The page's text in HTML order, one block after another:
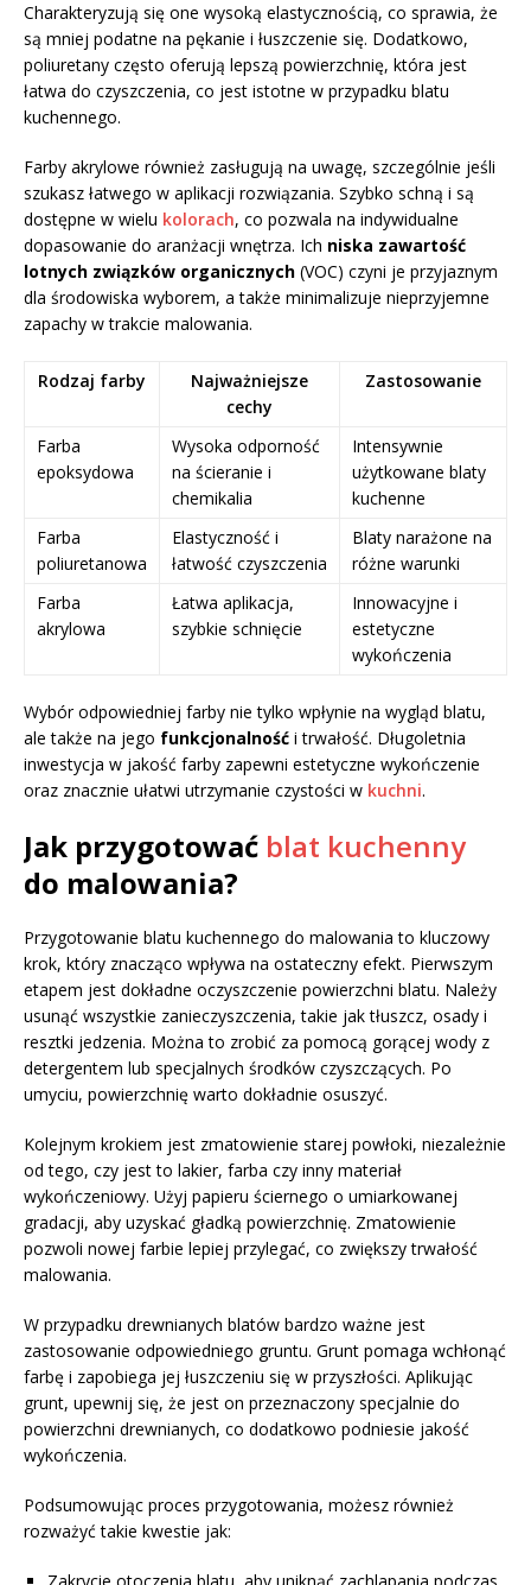
Charakteryzują się one wysoką elastycznością, co sprawia, że
są mniej podatne na pękanie i łuszczenie się. Dodatkowo,
poliuretany często oferują lepszą powierzchnię, która jest
łatwa do czyszczenia, co jest istotne w przypadku blatu
kuchennego.
Farby akrylowe również zasługują na uwagę, szczególnie jeśli
szukasz łatwego w aplikacji rozwiązania. Szybko schną i są
dostępne w wielu kolorach, co pozwala na indywidualne
dopasowanie do aranżacji wnętrza. Ich niska zawartość
lotnych związków organicznych (VOC) czyni je przyjaznym
dla środowiska wyborem, a także minimalizuje nieprzyjemne
zapachy w trakcie malowania.
Rodzaj farby
Najważniejsze
cechy
Zastosowanie
Farba
epoksydowa
Wysoka odporność
na ścieranie i
chemikalia
Intensywnie
użytkowane blaty
kuchenne
Farba
poliuretanowa
Elastyczność i
łatwość czyszczenia
Blaty narażone na
różne warunki
Farba
akrylowa
Łatwa aplikacja,
szybkie schnięcie
Innowacyjne i
estetyczne
wykończenia
Wybór odpowiedniej farby nie tylko wpłynie na wygląd blatu,
ale także na jego funkcjonalność i trwałość. Długoletnia
inwestycja w jakość farby zapewni estetyczne wykończenie
oraz znacznie ułatwi utrzymanie czystości w kuchni.
Jak przygotować blat kuchenny
do malowania?
Przygotowanie blatu kuchennego do malowania to kluczowy
krok, który znacząco wpływa na ostateczny efekt. Pierwszym
etapem jest dokładne oczyszczenie powierzchni blatu. Należy
usunąć wszystkie zanieczyszczenia, takie jak tłuszcz, osady i
resztki jedzenia. Można to zrobić za pomocą gorącej wody z
detergentem lub specjalnych środków czyszczących. Po
umyciu, powierzchnię warto dokładnie osuszyć.
Kolejnym krokiem jest zmatowienie starej powłoki, niezależnie
od tego, czy jest to lakier, farba czy inny materiał
wykończeniowy. Użyj papieru ściernego o umiarkowanej
gradacji, aby uzyskać gładką powierzchnię. Zmatowienie
pozwoli nowej farbie lepiej przylegać, co zwiększy trwałość
malowania.
W przypadku drewnianych blatów bardzo ważne jest
zastosowanie odpowiedniego gruntu. Grunt pomaga wchłonąć
farbę i zapobiega jej łuszczeniu się w przyszłości. Aplikując
grunt, upewnij się, że jest on przeznaczony specjalnie do
powierzchni drewnianych, co dodatkowo podniesie jakość
wykończenia.
Podsumowując proces przygotowania, możesz również
rozważyć takie kwestie jak: